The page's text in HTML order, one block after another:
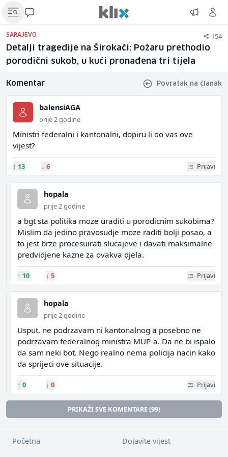
SARAJEVO 154
Detalji tragedije na Širokači: Požaru prethodio
porodični sukob, u kući pronađena tri tijela
Komentar Povratak na članak
balensiAGA
prije 2 godine
Ministri federalni i kantonalni, dopiru li do vas ove
vijest?
↑ 13 ↓ 6 Prijavi
hopala
prije 2 godine
a bgt sta politika moze uraditi u porodicnim sukobima?
Mislim da jedino pravosudje moze raditi bolji posao, a
to jest brze procesuirati slucajeve i davati maksimalne
predvidjene kazne za ovakva djela.
↑ 10 ↓ 5 Prijavi
hopala
prije 2 godine
Usput, ne podrzavam ni kantonalnog a posebno ne
podrzavam federalnog ministra MUP-a. Da ne bi ispalo
da sam neki bot. Nego realno nema policija nacin kako
da sprijeci ove situacije.
↑ 0 ↓ 0 Prijavi
PRIKAŽI SVE KOMENTARE (99)
Početna Dojavite vijest